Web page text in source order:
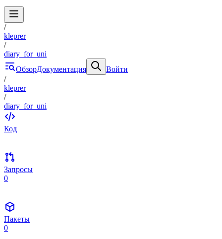
/
kleprer
/
diary_for_uni
ОбзорДокументация
Войти
/
kleprer
/
diary_for_uni
Код
Запросы
0
Пакеты
0